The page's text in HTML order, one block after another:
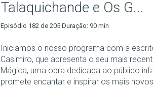
Talaquichande e Os G...
Episódio 182 de 205 Duração: 90 min
Iniciamos o nosso programa com a
Casimiro, que apresenta o seu mais
Mágica, uma obra dedicada ao público
promete encantar e inspirar os mais